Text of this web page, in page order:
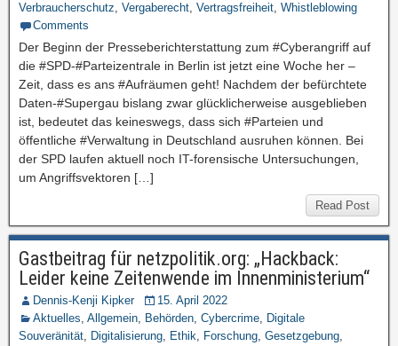
Verbraucherschutz, Vergaberecht, Vertragsfreiheit, Whistleblowing
Comments
Der Beginn der Presseberichterstattung zum #Cyberangriff auf
die #SPD-#Parteizentrale in Berlin ist jetzt eine Woche her –
Zeit, dass es ans #Aufräumen geht! Nachdem der befürchtete
Daten-#Supergau bislang zwar glücklicherweise ausgeblieben
ist, bedeutet das keineswegs, dass sich #Parteien und
öffentliche #Verwaltung in Deutschland ausruhen können. Bei
der SPD laufen aktuell noch IT-forensische Untersuchungen,
um Angriffsvektoren […]
Read Post
Gastbeitrag für netzpolitik.org: „Hackback:
Leider keine Zeitenwende im Innenministerium“
Dennis-Kenji Kipker
15. April 2022
Aktuelles, Allgemein, Behörden, Cybercrime, Digitale
Souveränität, Digitalisierung, Ethik, Forschung, Gesetzgebung,